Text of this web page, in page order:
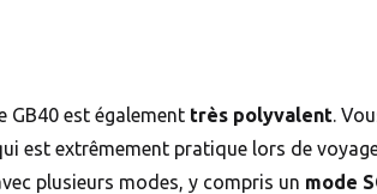
GB40 est également très polyvalent.
est extrêmement pratique lors de
plusieurs modes, y compris un mode